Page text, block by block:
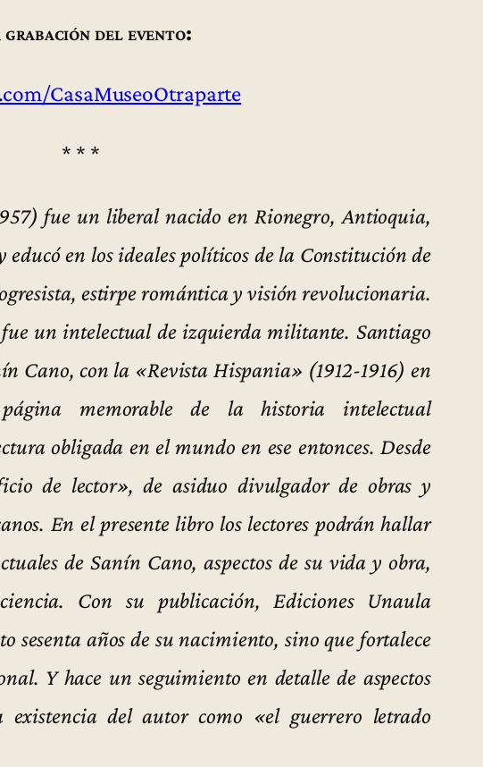
del evento:
CasaMuseoOtraparte
* * *
fue un liberal nacido en Rionegro, Antioquia,
en los ideales políticos de la Constitución de
estirpe romántica y visión revolucionaria.
fue un intelectual de izquierda militante. Santiago
Cano, con la «Revista Hispania» (1912-1916) en
memorable de la historia intelectual
obligada en el mundo en ese entonces. Desde
de lector», de asiduo divulgador de obras y
En el presente libro los lectores podrán hallar
de Sanín Cano, aspectos de su vida y obra,
Con su publicación, Ediciones Unaula
sesenta años de su nacimiento, sino que fortalece
Y hace un seguimiento en detalle de aspectos
existencia del autor como «el guerrero letrado